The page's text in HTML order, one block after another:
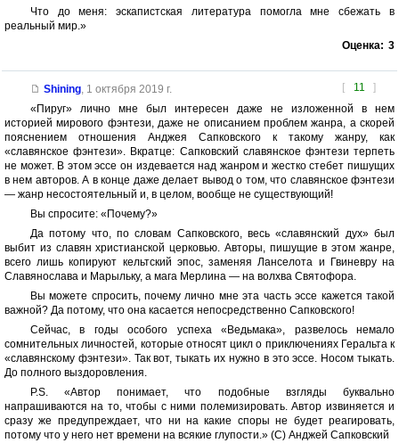
Что до меня: эскапистская литература помогла мне сбежать в
реальный мир.»
Оценка: 3
[ 11 ]
Shining, 1 октября 2019 г.
«Пируг» лично мне был интересен даже не изложенной в нем
историей мирового фэнтези, даже не описанием проблем жанра, а скорей
пояснением отношения Анджея Сапковского к такому жанру, как
«славянское фэнтези». Вкратце: Сапковский славянское фэнтези терпеть
не может. В этом эссе он издевается над жанром и жестко стебет пишущих
в нем авторов. А в конце даже делает вывод о том, что славянское фэнтези
— жанр несостоятельный и, в целом, вообще не существующий!
Вы спросите: «Почему?»
Да потому что, по словам Сапковского, весь «славянский дух» был
выбит из славян христианской церковью. Авторы, пишущие в этом жанре,
всего лишь копируют кельтский эпос, заменяя Ланселота и Гвиневру на
Славянослава и Марыльку, а мага Мерлина — на волхва Святофора.
Вы можете спросить, почему лично мне эта часть эссе кажется такой
важной? Да потому, что она касается непосредственно Сапковского!
Сейчас, в годы особого успеха «Ведьмака», развелось немало
сомнительных личностей, которые относят цикл о приключениях Геральта к
«славянскому фэнтези». Так вот, тыкать их нужно в это эссе. Носом тыкать.
До полного выздоровления.
P.S. «Автор понимает, что подобные взгляды буквально
напрашиваются на то, чтобы с ними полемизировать. Автор извиняется и
сразу же предупреждает, что ни на какие споры не будет реагировать,
потому что у него нет времени на всякие глупости.» (С) Анджей Сапковский